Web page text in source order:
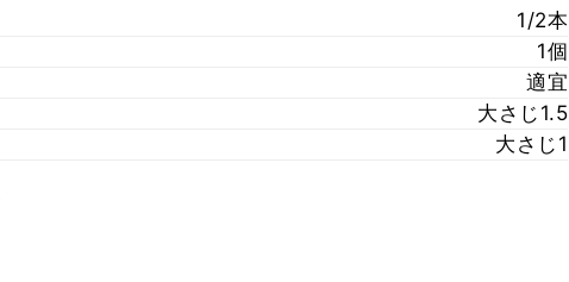
1/2本
1個
適宜
大さじ1.5
大さじ1